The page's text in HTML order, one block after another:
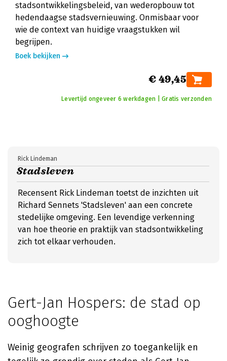
stadsontwikkelingsbeleid, van wederopbouw tot
hedendaagse stadsvernieuwing. Onmisbaar voor
wie de context van huidige vraagstukken wil
begrijpen.
Boek bekijken
€ 49,45
Levertijd ongeveer 6 werkdagen | Gratis verzonden
Stadsleven
Rick Lindeman
Recensent Rick Lindeman toetst de inzichten uit
Richard Sennets 'Stadsleven' aan een concrete
stedelijke omgeving. Een levendige verkenning
van hoe theorie en praktijk van stadsontwikkeling
zich tot elkaar verhouden.
Gert-Jan Hospers: de stad op
ooghoogte
Weinig geografen schrijven zo toegankelijk en